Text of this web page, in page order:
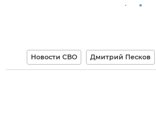
Новости СВО Дмитрий Песков